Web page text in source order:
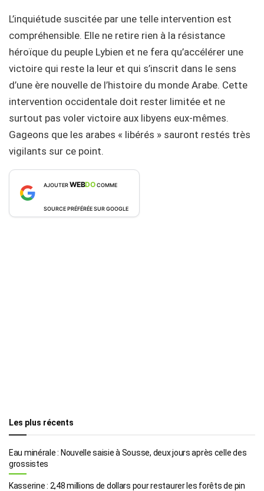
L’inquiétude suscitée par une telle intervention est
compréhensible. Elle ne retire rien à la résistance
héroïque du peuple Lybien et ne fera qu’accélérer une
victoire qui reste la leur et qui s’inscrit dans le sens
d’une ère nouvelle de l’histoire du monde Arabe. Cette
intervention occidentale doit rester limitée et ne
surtout pas voler victoire aux libyens eux-mêmes.
Gageons que les arabes « libérés » sauront restés très
vigilants sur ce point.
AJOUTERWEBDOCOMME
SOURCE PRÉFÉRÉE SUR GOOGLE
Les plus récents
Eau minérale : Nouvelle saisie à Sousse, deux jours après celle des
grossistes
Kasserine : 2,48 millions de dollars pour restaurer les forêts de pin